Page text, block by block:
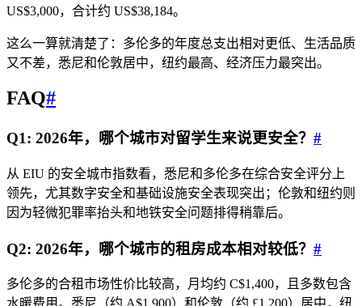
US$3,000，合计约 US$38,184。
这么一算就清楚了：多伦多的年度总支出相对更低、生活品质
又不差，悉尼和伦敦居中，纽约最高、经济压力最突出。
FAQ#
Q1: 2026年，哪个城市对留学生来说更安全？ #
从 EIU 的安全城市指数看，悉尼和多伦多在综合安全评分上
领先，尤其数字安全和基础设施安全表现突出；伦敦和纽约则
因为轻微犯罪率抬头和地铁安全问题排得稍靠后。
Q2: 2026年，哪个城市的租房成本相对较低？ #
多伦多的合租市场性价比较高，月均约 C$1,400，且多数包含